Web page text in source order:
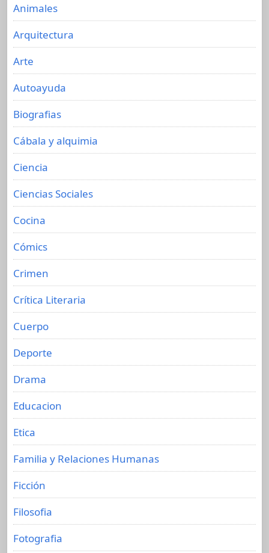
Animales
Arquitectura
Arte
Autoayuda
Biografias
Cábala y alquimia
Ciencia
Ciencias Sociales
Cocina
Cómics
Crimen
Crítica Literaria
Cuerpo
Deporte
Drama
Educacion
Etica
Familia y Relaciones Humanas
Ficción
Filosofia
Fotografia